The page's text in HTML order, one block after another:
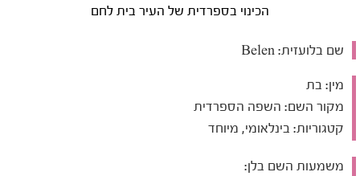
הכינוי בספרדית של העיר בית לחם
שם בלועזית:
מין: בת
מקור השם: השפה הספרדית
קטגוריות: בינלאומי, מיוחד
משמעות השם בלן: